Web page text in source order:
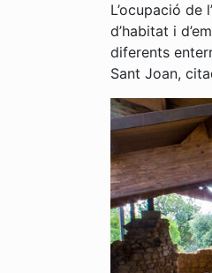
L’ocupació de
d’habitat i
diferents
Sant Joan,